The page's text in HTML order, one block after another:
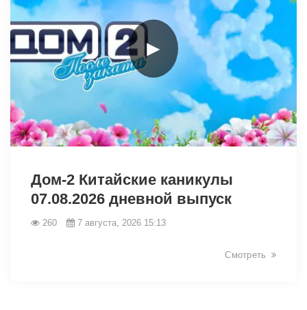
►
Дом-2 Китайские каникулы
07.08.2026 дневной выпуск
260 7 августа, 2026 15:13
Смотреть